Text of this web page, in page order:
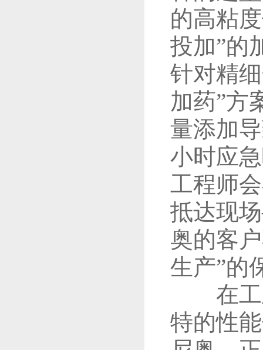
的高粘
投加”的
针对精
加药”方
量添加
小时应
工程师
抵达现
奥的客
生产”的
在工业
特的性